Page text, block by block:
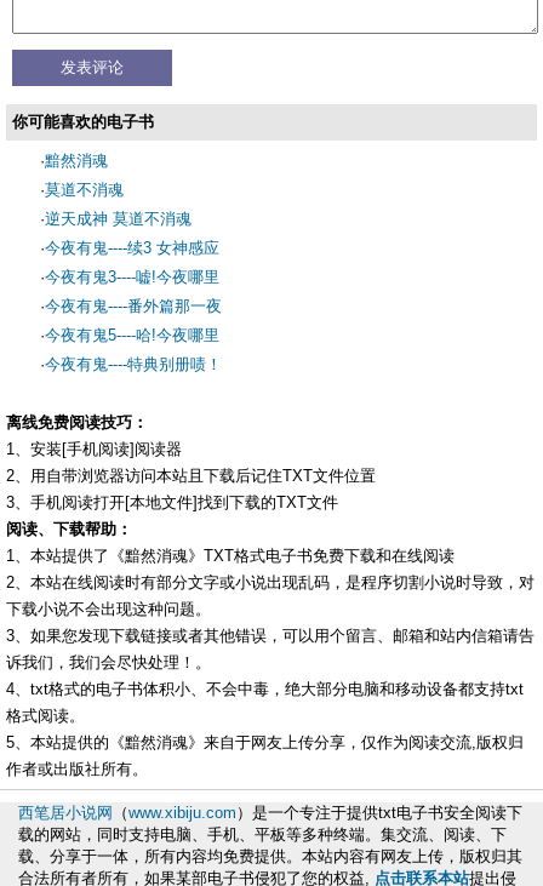
你可能喜欢的电子书
·黯然消魂
·莫道不消魂
·逆天成神 莫道不消魂
·今夜有鬼----续3 女神感应
·今夜有鬼3----嘘!今夜哪里
·今夜有鬼----番外篇那一夜
·今夜有鬼5----哈!今夜哪里
·今夜有鬼----特典别册啧！
离线免费阅读技巧：
1、安装[手机阅读]阅读器
2、用自带浏览器访问本站且下载后记住TXT文件位置
3、手机阅读打开[本地文件]找到下载的TXT文件
阅读、下载帮助：
1、本站提供了《黯然消魂》TXT格式电子书免费下载和在线阅读
2、本站在线阅读时有部分文字或小说出现乱码，是程序切割小说时导致，对
下载小说不会出现这种问题。
3、如果您发现下载链接或者其他错误，可以用个留言、邮箱和站内信箱请告
诉我们，我们会尽快处理！。
4、txt格式的电子书体积小、不会中毒，绝大部分电脑和移动设备都支持txt
格式阅读。
5、本站提供的《黯然消魂》来自于网友上传分享，仅作为阅读交流,版权归
作者或出版社所有。
西笔居小说网 （www.xibiju.com ）是一个专注于提供txt电子书安全阅读下
载的网站，同时支持电脑、手机、平板等多种终端。集交流、阅读、下
载、分享于一体，所有内容均免费提供。本站内容有网友上传，版权归其
合法所有者所有，如果某部电子书侵犯了您的权益, 点击联系本站提出侵